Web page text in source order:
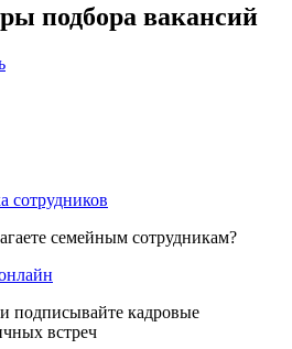
подбора вакансий
сотрудников
семейным сотрудникам?
подписывайте кадровые
встреч